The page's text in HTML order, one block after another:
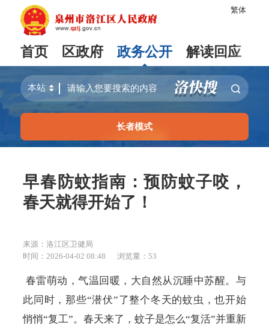
繁体
首页 区政府 政务公开 解读回应
长者模式
早春防蚊指南：预防蚊子咬，
春天就得开始了！
来源：洛江区卫健局
时间：2026-04-02 08:48
浏览量： 53
春雷萌动，气温回暖，大自然从沉睡中苏醒。与
此同时，那些“潜伏”了整个冬天的蚊虫，也开始
悄悄“复工”。春天来了，蚊子是怎么“复活”并重新